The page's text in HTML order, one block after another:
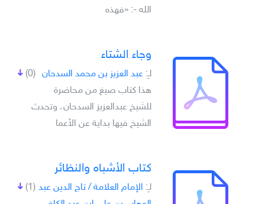
الله -: «فهذه
وجاء الشتاء
(0) لـِ: عبد العزيز بن محمد السدحان
هذا كتاب صيغ من محاضرة
للشيخ عبدالعزيز السدحان، وتحدث
الشيخ فيها بداية عن الأعما
كتاب الأشباه والنظائر
(1) لـِ: الإمام العلامة / تاج الدين عبد